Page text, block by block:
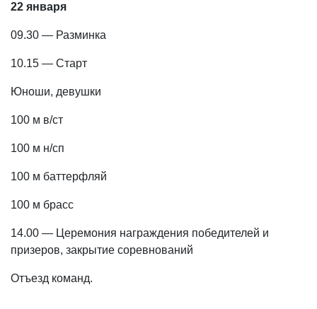
22 января
09.30 — Разминка
10.15 — Старт
Юноши, девушки
100 м в/ст
100 м н/сп
100 м баттерфляй
100 м брасс
14.00 — Церемония награждения победителей и
призеров, закрытие соревнований
Отъезд команд.